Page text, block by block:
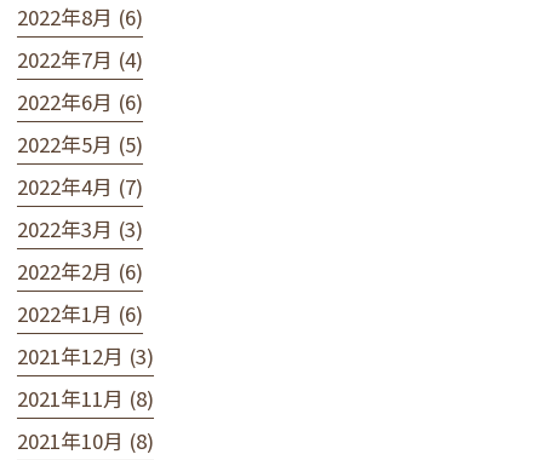
2022年8月 (6)
2022年7月 (4)
2022年6月 (6)
2022年5月 (5)
2022年4月 (7)
2022年3月 (3)
2022年2月 (6)
2022年1月 (6)
2021年12月 (3)
2021年11月 (8)
2021年10月 (8)